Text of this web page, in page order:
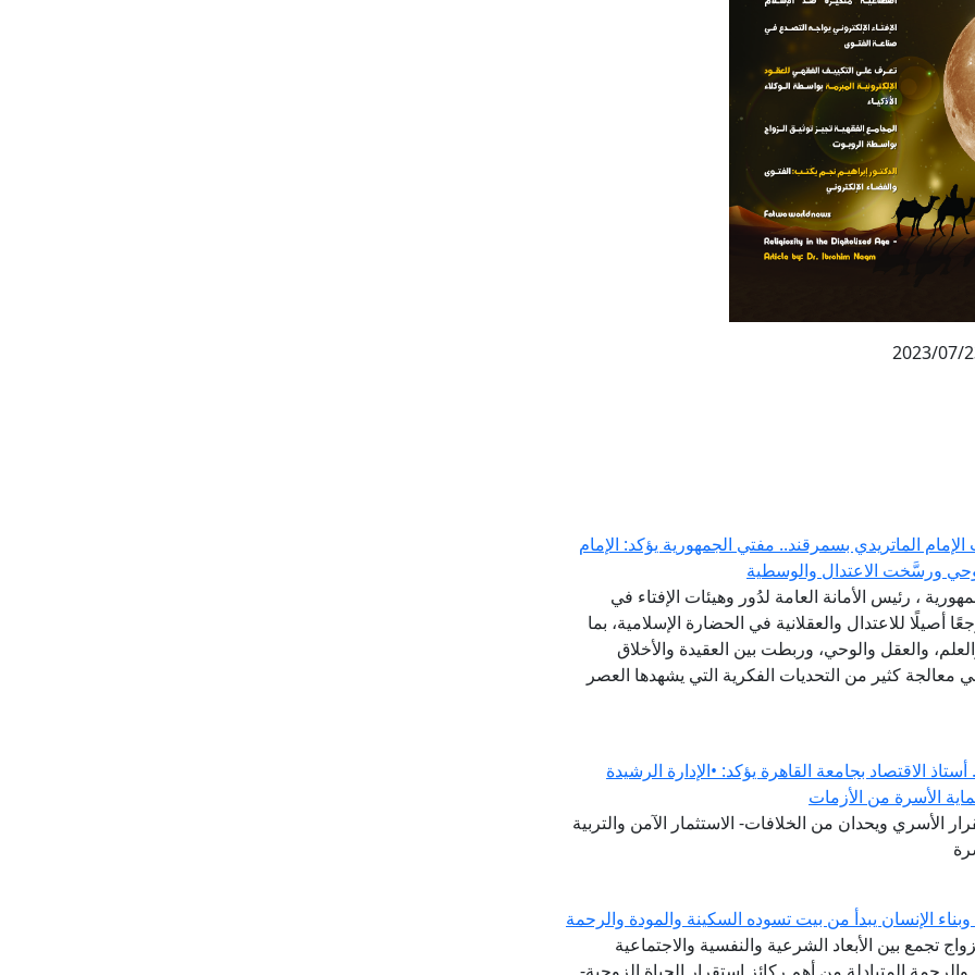
2023/07/
الماتريدي بسمرقند.. مفتي الجمهورية يؤكد: الإمام
ورسَّخت الاعتدال والوسطية
، رئيس الأمانة العامة لدُور وهيئات الإفتاء في
أصيلًا للاعتدال والعقلانية في الحضارة الإسلامية، بما
والعقل والوحي، وربطت بين العقيدة والأخلاق
معالجة كثير من التحديات الفكرية التي يشهدها العصر
الاقتصاد بجامعة القاهرة يؤكد: •الإدارة الرشيدة
الأسرة من الأزمات
الأسري ويحدان من الخلافات- الاستثمار الآمن والتربية
الإنسان يبدأ من بيت تسوده السكينة والمودة والرحمة
تجمع بين الأبعاد الشرعية والنفسية والاجتماعية